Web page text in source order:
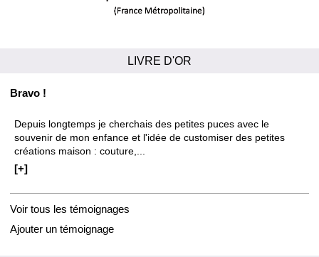
LIVRE D'OR
Bravo !
Depuis longtemps je cherchais des petites puces avec le
souvenir de mon enfance et l'idée de customiser des petites
créations maison : couture,...
[+]
Voir tous les témoignages
Ajouter un témoignage